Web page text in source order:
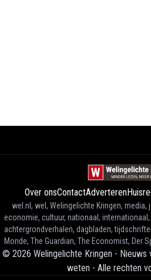
Over onsContactAdverteren
wel.nl, wel, Welingelichte Kringen,
economie, cultuur, nationaal,
achtergrondverhalen, dagbladen,
Monde, The Guardian, The Economist, Der
© 2026 Welingelichte Kringen -
weten - Alle rechten